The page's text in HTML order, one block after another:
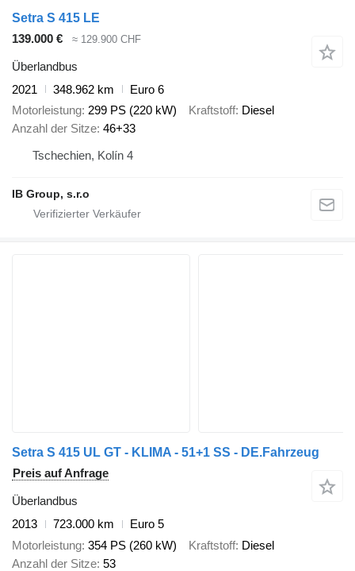
Setra S 415 LE
139.000 €
≈ 129.900 CHF
Überlandbus
2021
348.962 km
Euro 6
Motorleistung 299 PS (220 kW) Kraftstoff Diesel
Anzahl der Sitze 46+33
Tschechien, Kolín 4
IB Group, s.r.o
Setra S 415 UL GT - KLIMA - 51+1 SS - DE.Fahrzeug
Preis auf Anfrage
Überlandbus
2013
723.000 km
Euro 5
Motorleistung 354 PS (260 kW) Kraftstoff Diesel
Anzahl der Sitze 53